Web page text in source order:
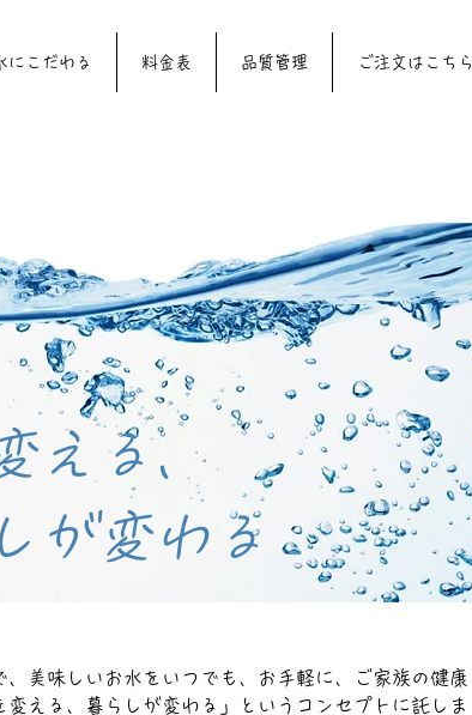
にこだわる 料金表 品質管理 ご注文はこちら
える、
が変わる
美味しいお水をいつでも、お手軽に、ご家族の健康
える、暮らしが変わる」というコンセプトに託しま